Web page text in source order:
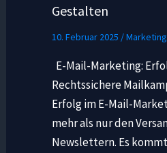
Gestalten
10. Februar 2025 /Marketing
E-Mail-Marketing:
Rechtssichere
Erfolg im E-Mail-
mehr als nur den
Newslettern. Es